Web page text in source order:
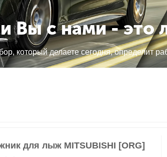
Вы с нами - это
который делаете сегодня, определит
для лыж MITSUBISHI [ORG]